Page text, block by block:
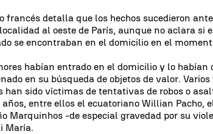
francés detalla que los hechos sucedieron
al oeste de París, aunque no aclara si
se encontraban en el domicilio en el
habían entrado en el domicilio y lo
en su búsqueda de objetos de valor.
han sido víctimas de tentativas de robos o
entre ellos el ecuatoriano Willian Pacho,
Marquinhos -de especial gravedad por su
María.